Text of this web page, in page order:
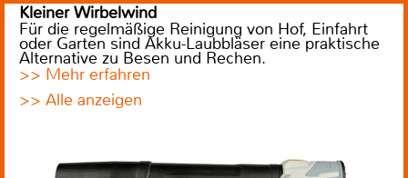
Kleiner Wirbelwind
Für die regelmäßige Reinigung von Hof, Einfahrt
oder Garten sind Akku-Laubbläser eine praktische
Alternative zu Besen und Rechen.
>> Mehr erfahren
>> Alle anzeigen